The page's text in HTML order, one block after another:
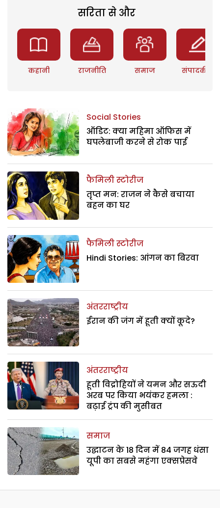
सरिता से और
कहानी राजनीति समाज संपादकीय
Social Stories
ऑडिट: क्या महिमा ऑफिस में
घपलेबाजी करने से रोक पाई
फैमिली स्टोरीज
तृप्त मन: राजन ने कैसे बचाया
बहन का घर
फैमिली स्टोरीज
Hindi Stories: आंगन का बिरवा
अंतरराष्ट्रीय
ईरान की जंग में हूती क्यों कूदे?
अंतरराष्ट्रीय
हूती विद्रोहियों ने यमन और सऊदी
अरब पर किया भयंकर हमला :
बढ़ाई ट्रंप की मुसीबत
समाज
उद्घाटन के 18 दिन में 84 जगह धंसा
यूपी का सबसे महंगा एक्सप्रेसवे